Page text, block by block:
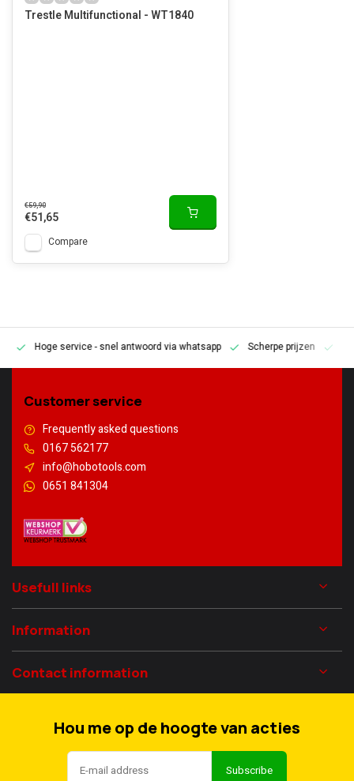
Trestle Multifunctional - WT1840
€59,90
€51,65
Compare
Hoge service- snel antwoord via whatsapp Scherpe prijzen
Customer service
Frequently asked questions
0167 562177
info@hobotools.com
0651 841304
Usefull links
Information
Contact information
Hou me op de hoogte van acties
Subscribe